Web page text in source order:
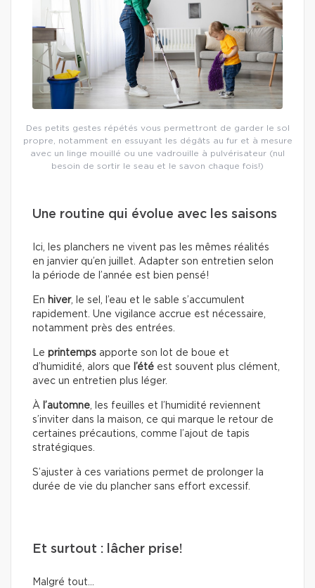
Des petits gestes répétés vous permettront de garder le sol
propre, notamment en essuyant les dégâts au fur et à mesure
avec un linge mouillé ou une vadrouille à pulvérisateur (nul
besoin de sortir le seau et le savon chaque fois!)
Une routine qui évolue avec les saisons
Ici, les planchers ne vivent pas les mêmes réalités
en janvier qu’en juillet. Adapter son entretien selon
la période de l’année est bien pensé!
En hiver, le sel, l’eau et le sable s’accumulent
rapidement. Une vigilance accrue est nécessaire,
notamment près des entrées.
Le printemps apporte son lot de boue et
d’humidité, alors que l’été est souvent plus clément,
avec un entretien plus léger.
À l’automne , les feuilles et l’humidité reviennent
s’inviter dans la maison, ce qui marque le retour de
certaines précautions, comme l’ajout de tapis
stratégiques.
S’ajuster à ces variations permet de prolonger la
durée de vie du plancher sans effort excessif.
Et surtout : lâcher prise!
Malgré tout…